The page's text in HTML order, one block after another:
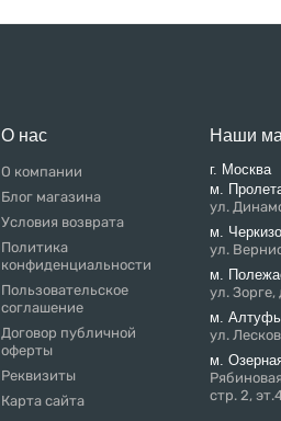
О нас
О компании
Блог магазина
Условия возврата
Политика
конфиденциальности
Пользовательское
соглашение
Договор публичной
оферты
Реквизиты
Карта сайта
Наши
г. Москва
м.
ул.
м.
ул.
м.
ул. Зорге,
м.
ул.
м.
стр. 2,